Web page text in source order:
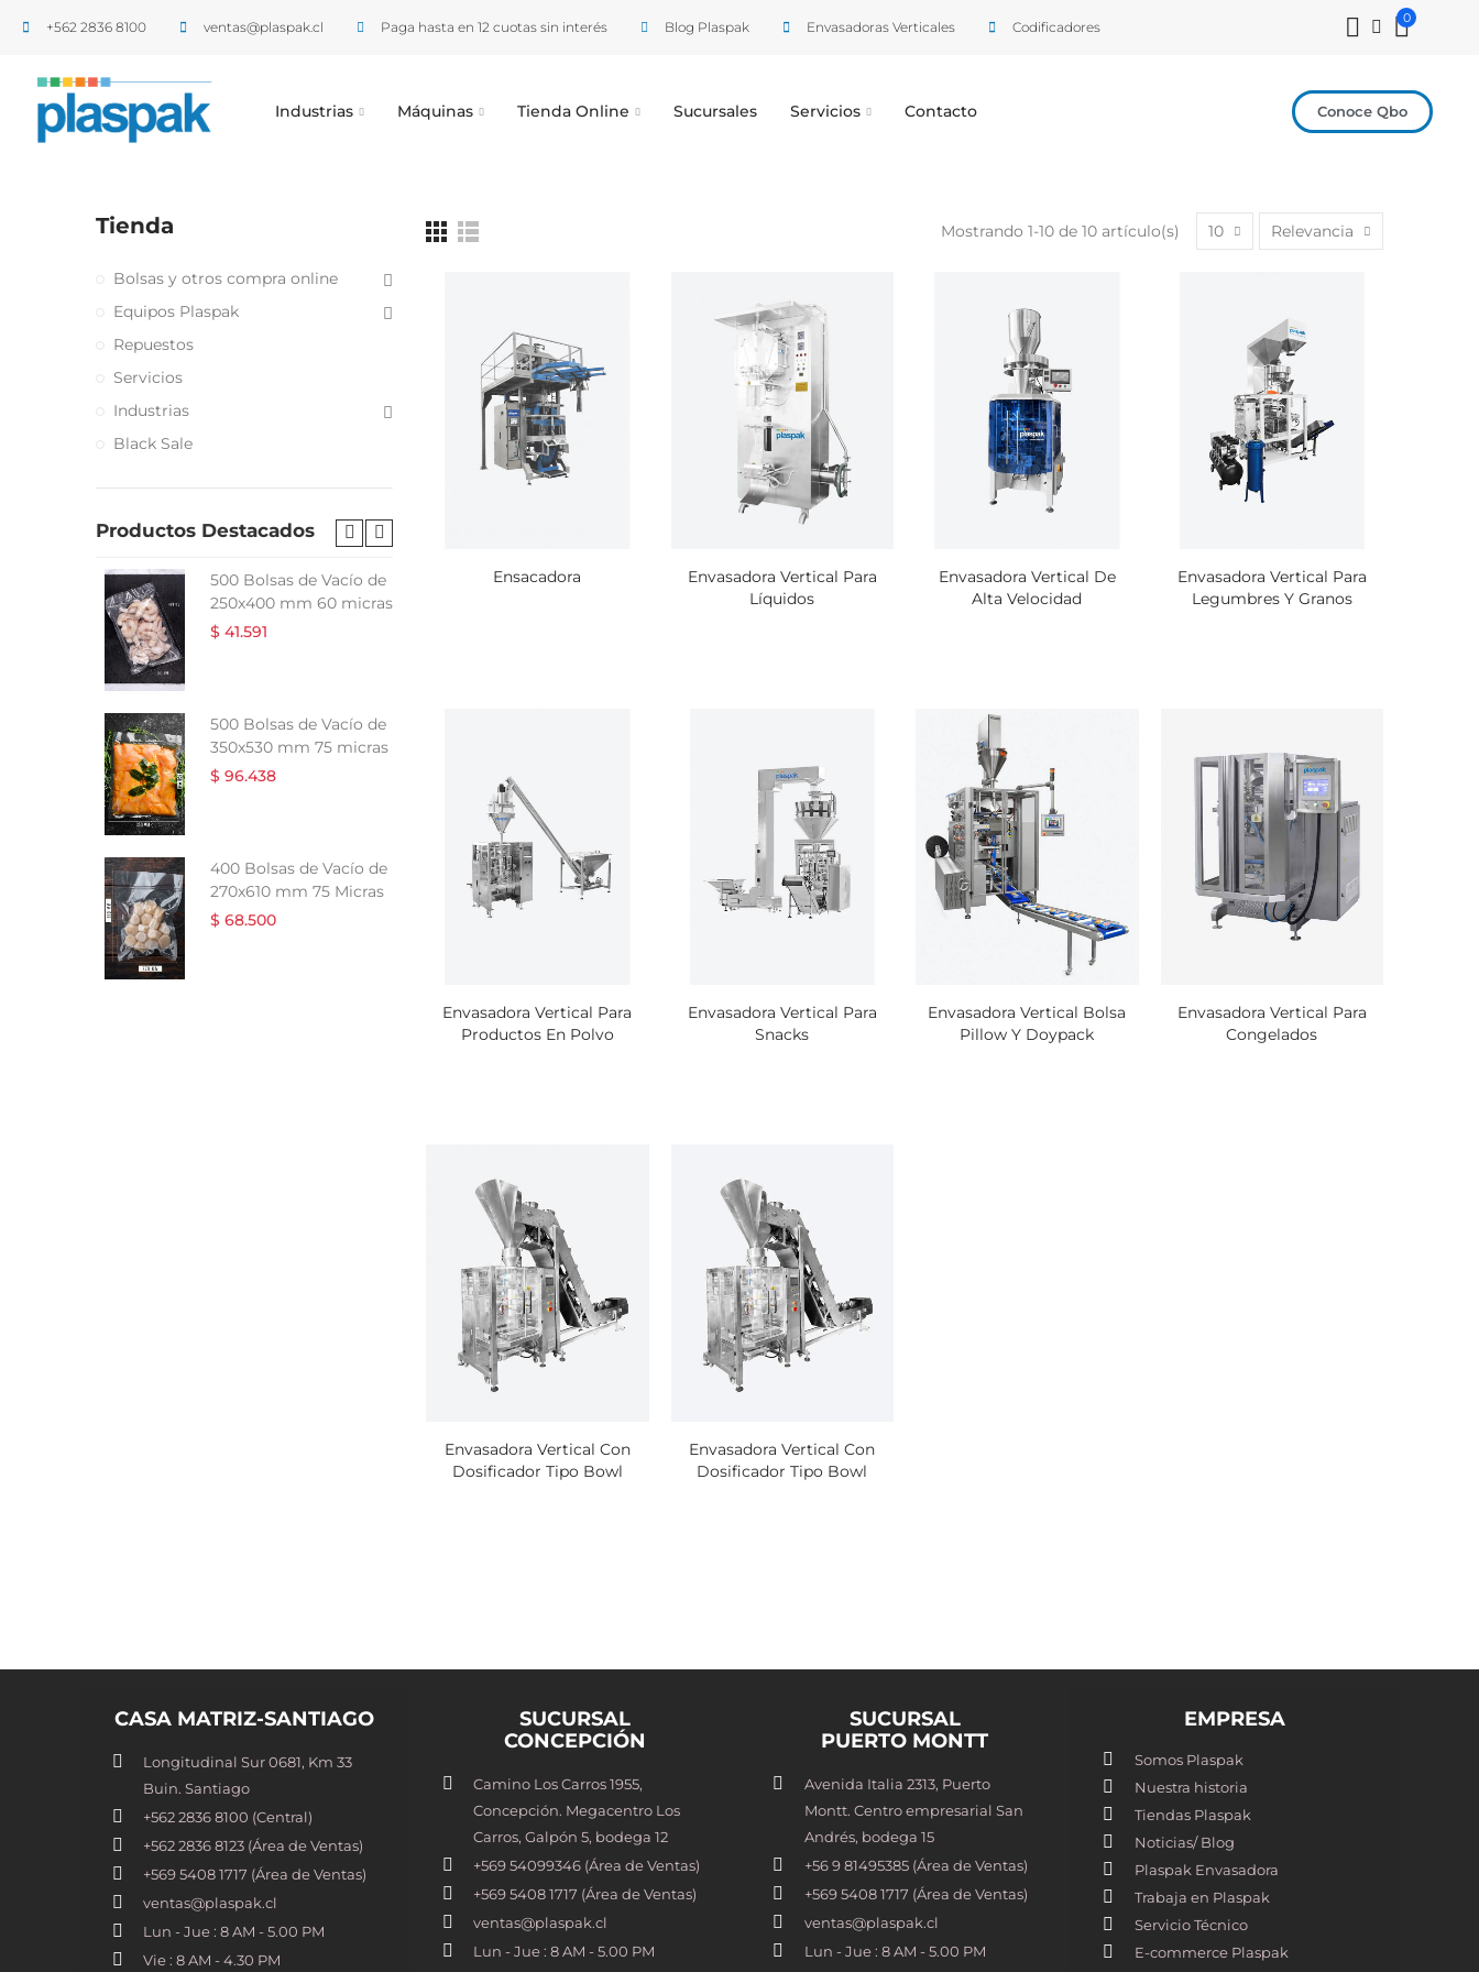
+562 2836 8100​ ventas@plaspak.cl Paga hasta en 12 cuotas sin interés Blog Plaspak Envasadoras Verticales Codificadores
0
Industrias Máquinas Tienda Online Sucursales Servicios Contacto Conoce Qbo
Mostrando 1-10 de 10 artículo(s) 10 Relevancia
Ensacadora
Envasadora Vertical Para
Líquidos
Envasadora Vertical De
Alta Velocidad
Envasadora Vertical Para
Legumbres Y Granos
Envasadora Vertical Para
Productos En Polvo
Envasadora Vertical Para
Snacks
Envasadora Vertical Bolsa
Pillow Y Doypack
Envasadora Vertical Para
Congelados
Envasadora Vertical Con
Dosificador Tipo Bowl
Envasadora Vertical Con
Dosificador Tipo Bowl
Tienda
Bolsas y otros compra online
Equipos Plaspak
Repuestos
Servicios
Industrias
Black Sale
Productos Destacados
500 Bolsas de Vacío de
250x400 mm 60 micras
$ 41.591
500 Bolsas de Vacío de
350x530 mm 75 micras
$ 96.438
400 Bolsas de Vacío de
270x610 mm 75 Micras
$ 68.500
500 Bolsas de Vacío de
250 Bolsas de Vacío de
300x700 mm 90 Micras
500 Bolsas de Vacío de
250x400 mm 60 micras
500 Bolsas de Vacío de
350x530 mm 75 micras
400 Bolsas de Vacío de
270x610 mm 75 Micras
CASA MATRIZ-SANTIAGO
Longitudinal Sur 0681, Km 33
Buin. Santiago
+562 2836 8100​ (Central)
+562 2836 8123 (Área de Ventas)
+569 5408 1717 (Área de Ventas)
ventas@plaspak.cl
Lun - Jue : 8 AM - 5.00 PM
Vie : 8 AM - 4.30 PM
SUCURSAL
CONCEPCIÓN
Camino Los Carros 1955,
Concepción. Megacentro Los
Carros, Galpón 5, bodega 12
+569 54099346 (Área de Ventas)
+569 5408 1717 (Área de Ventas)
ventas@plaspak.cl
Lun - Jue : 8 AM - 5.00 PM
SUCURSAL
PUERTO MONTT
Avenida Italia 2313, Puerto
Montt. Centro empresarial San
Andrés, bodega 15
+56 9 81495385 (Área de Ventas)
+569 5408 1717 (Área de Ventas)
ventas@plaspak.cl
Lun - Jue : 8 AM - 5.00 PM
EMPRESA
Somos Plaspak
Nuestra historia
Tiendas Plaspak
Noticias/ Blog
Plaspak Envasadora
Trabaja en Plaspak
Servicio Técnico
E-commerce Plaspak